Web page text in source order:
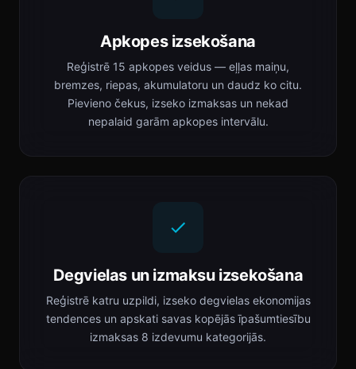
Apkopes izsekošana
Reģistrē 15 apkopes veidus — eļļas maiņu,
bremzes, riepas, akumulatoru un daudz ko citu.
Pievieno čekus, izseko izmaksas un nekad
nepalaid garām apkopes intervālu.
Degvielas un izmaksu izsekošana
Reģistrē katru uzpildi, izseko degvielas ekonomijas
tendences un apskati savas kopējās īpašumtiesību
izmaksas 8 izdevumu kategorijās.